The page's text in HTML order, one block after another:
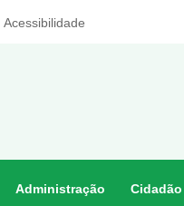
Acessibilidade
Administração Cidadão